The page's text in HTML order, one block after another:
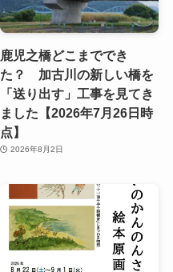
鹿児之橋どこまででき
た？ 加古川の新しい橋を
「送り出す」工事を見てき
ました【2026年7月26日時
点】
2026年8月2日